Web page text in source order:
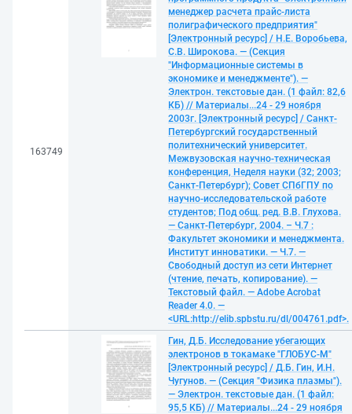
163749
менеджер расчета прайс-листа
полиграфического предприятия"
[Электронный ресурс] / Н.Е. Воробьева,
С.В. Широкова. — (Секция
"Информационные системы в
экономике и менеджменте"). —
Электрон. текстовые дан. (1 файл: 82,6
КБ) // Материалы...24 - 29 ноября
2003г. [Электронный ресурс] / Санкт-
Петербургский государственный
политехнический университет.
Межвузовская научно-техническая
конференция, Неделя науки (32; 2003;
Санкт-Петербург); Совет СПбГПУ по
научно-исследовательской работе
студентов; Под общ. ред. В.В. Глухова.
— Санкт-Петербург, 2004. – Ч.7 :
Факультет экономики и менеджмента.
Институт инноватики. — Ч.7. —
Свободный доступ из сети Интернет
(чтение, печать, копирование). —
Текстовый файл. — Adobe Acrobat
Reader 4.0. —
<URL:http://elib.spbstu.ru/dl/004761.pdf>.
Гин, Д.Б. Исследование убегающих
электронов в токамаке "ГЛОБУС-М"
[Электронный ресурс] / Д.Б. Гин, И.Н.
Чугунов. — (Секция "Физика плазмы").
— Электрон. текстовые дан. (1 файл:
95,5 КБ) // Материалы...24 - 29 ноября